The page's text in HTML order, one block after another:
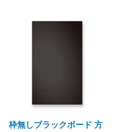
枠無しブラックボード 方